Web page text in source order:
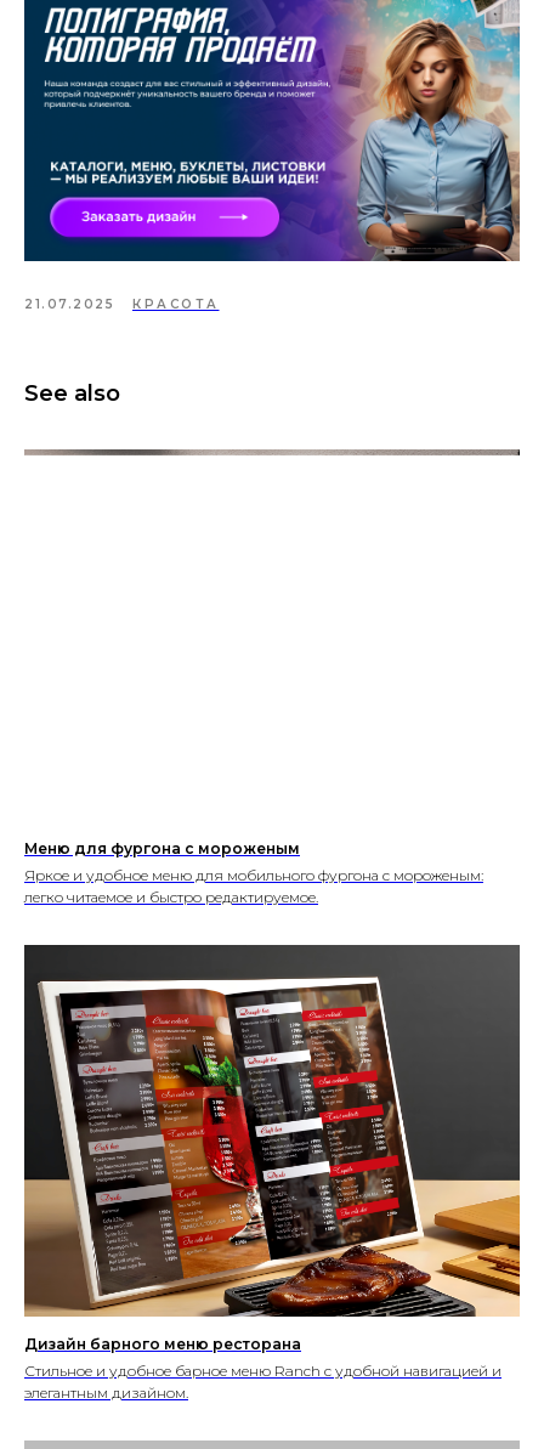
21.07.2025 КРАСОТА
See also
Меню для фургона с мороженым
Яркое и удобное меню для мобильного фургона с мороженым:
легко читаемое и быстро редактируемое.
Дизайн барного меню ресторана
Стильное и удобное барное меню Ranch с удобной навигацией и
элегантным дизайном.